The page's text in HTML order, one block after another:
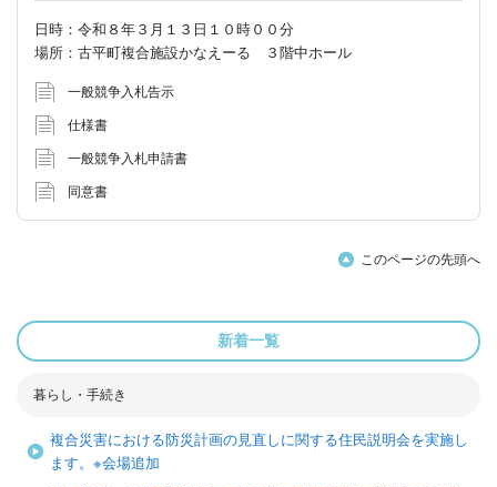
日時：令和８年３月１３日１０時００分
場所：古平町複合施設かなえーる ３階中ホール
一般競争入札告示
仕様書
一般競争入札申請書
同意書
このページの先頭へ
新着一覧
暮らし・手続き
複合災害における防災計画の見直しに関する住民説明会を実施し
ます。※会場追加